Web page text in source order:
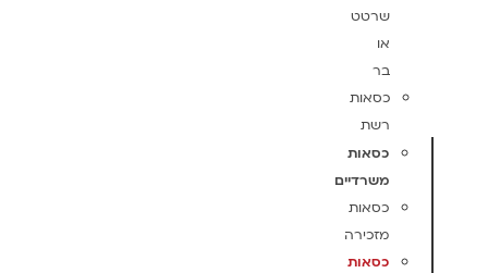
שרטט
או
בר
כסאות
רשת
כסאות
משרדיים
כסאות
מזכירה
כסאות